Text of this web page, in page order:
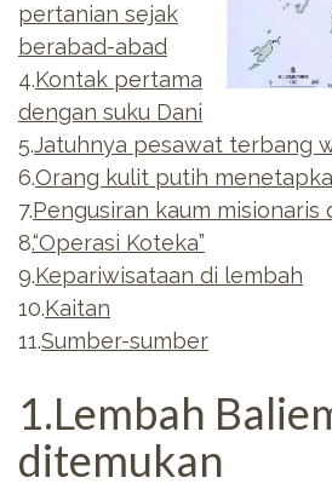
pertanian sejak
berabad-abad
4.Kontak pertama
dengan suku Dani
5.Jatuhnya pesawat terbang
6.Orang kulit putih
7.Pengusiran kaum misionaris
8.“Operasi Koteka”
9.Kepariwisataan di lembah
10.Kaitan
11.Sumber-sumber
1.Lembah
ditemukan